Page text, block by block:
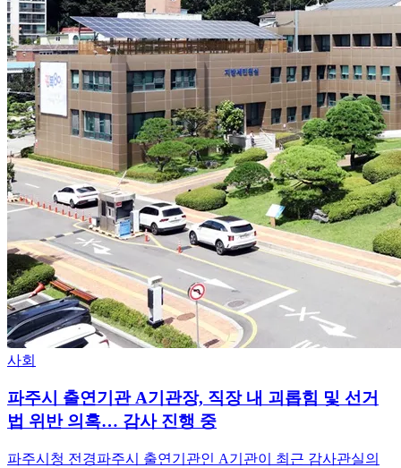
사회
파주시 출연기관 A기관장, 직장 내 괴롭힘 및 선거
법 위반 의혹… 감사 진행 중
파주시청 전경파주시 출연기관인 A기관이 최근 감사관실의